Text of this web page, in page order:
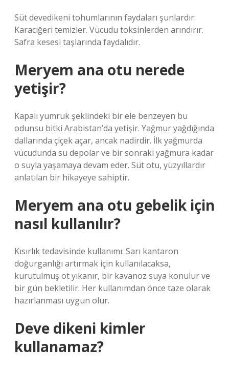
Süt devedikeni tohumlarının faydaları şunlardır:
Karaciğeri temizler. Vücudu toksinlerden arındırır.
Safra kesesi taşlarında faydalıdır.
Meryem ana otu nerede
yetişir?
Kapalı yumruk şeklindeki bir ele benzeyen bu
odunsu bitki Arabistan’da yetişir. Yağmur yağdığında
dallarında çiçek açar, ancak nadirdir. İlk yağmurda
vücudunda su depolar ve bir sonraki yağmura kadar
o suyla yaşamaya devam eder. Süt otu, yüzyıllardır
anlatılan bir hikayeye sahiptir.
Meryem ana otu gebelik için
nasıl kullanılır?
Kısırlık tedavisinde kullanımı: Sarı kantaron
doğurganlığı artırmak için kullanılacaksa,
kurutulmuş ot yıkanır, bir kavanoz suya konulur ve
bir gün bekletilir. Her kullanımdan önce taze olarak
hazırlanması uygun olur.
Deve dikeni kimler
kullanamaz?